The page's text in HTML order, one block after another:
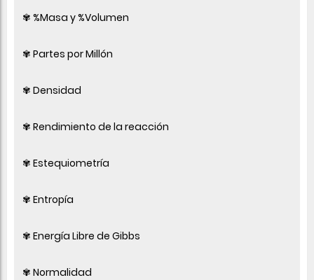
✾ %Masa y %Volumen
✾ Partes por Millón
✾ Densidad
✾ Rendimiento de la reacción
✾ Estequiometría
✾ Entropía
✾ Energía Libre de Gibbs
✾ Normalidad